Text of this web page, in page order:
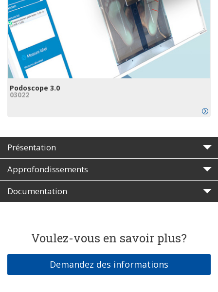
Podoscope 3.0
03022
Présentation
Approfondissements
Documentation
Voulez-vous en savoir plus?
Demandez des informations